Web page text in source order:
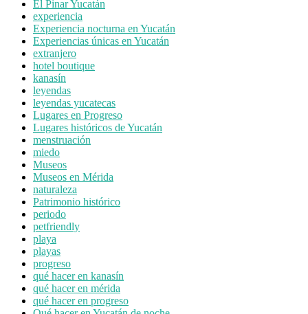
El Pinar Yucatán
experiencia
Experiencia nocturna en Yucatán
Experiencias únicas en Yucatán
extranjero
hotel boutique
kanasín
leyendas
leyendas yucatecas
Lugares en Progreso
Lugares históricos de Yucatán
menstruación
miedo
Museos
Museos en Mérida
naturaleza
Patrimonio histórico
periodo
petfriendly
playa
playas
progreso
qué hacer en kanasín
qué hacer en mérida
qué hacer en progreso